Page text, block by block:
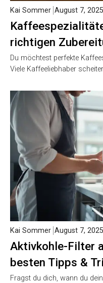
richtigen
Kai Sommer August 7, 2025
Du möchtest perfekte
Viele Kaffeeliebhaber
Aktivkohle-Filter
besten Tipps &
Kai Sommer August 7, 2025
Fragst du dich, wann du